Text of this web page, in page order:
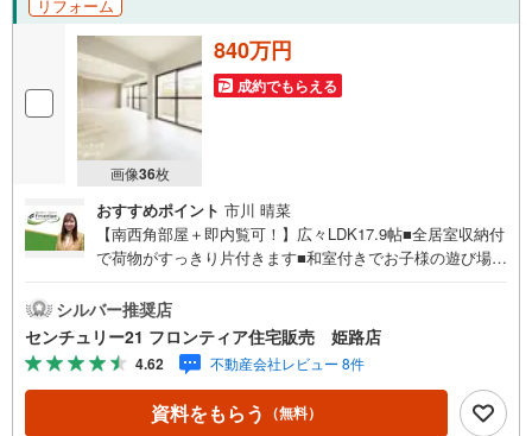
リフォーム
画像36枚
840万円
成約でもらえる
おすすめポイント 市川 晴菜
【南西角部屋＋即内覧可！】広々LDK17.9帖■全居室収納付
で荷物がすっきり片付きます■和室付きでお子様の遊び場や
の会話もはずみますね 特徴・テラス付きでお洗濯以外にも
家庭菜園など幅広くご使用いただけます・徒歩圏内にスー
パーやコンビニがあり、買物至便です・保育園徒歩4分でお
子様の送迎も楽々ですね 立地・尾上小学校まで徒歩約26
分・浜の宮中学校まで徒歩約33分 弊社が選ばれる理由 1.お
金の扱い方のプロ、ファイナンシャルプランナーが資金計
シルバー推奨店
センチュリー21 フロンティア住宅販売 姫路店
4.62 不動産会社レビュー 8件
資料をもらう （無料）